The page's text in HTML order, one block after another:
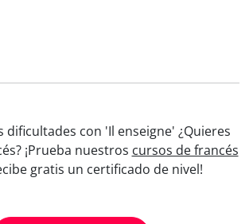
dificultades con 'Il enseigne' ¿Quieres
¡Prueba nuestros cursos de francés
gratis un certificado de nivel!